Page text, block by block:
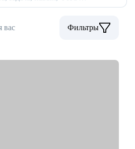
вас Фильтры